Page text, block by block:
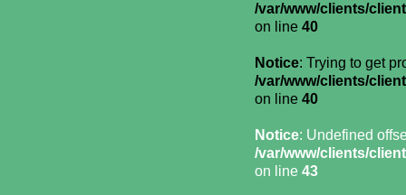
/var/www/clients/
on line 40
Notice: Trying to get
/var/www/clients/
on line 40
Notice: Undefined
/var/www/clients/
on line 43